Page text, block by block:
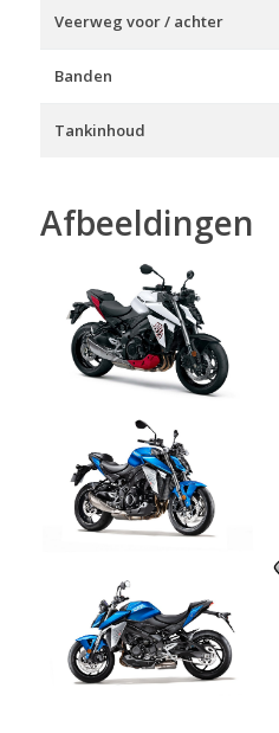
Veerweg voor / achter
Banden
Tankinhoud
Afbeeldingen